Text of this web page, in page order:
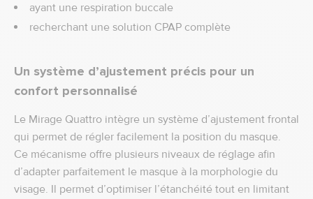
ayant une respiration buccale
recherchant une solution CPAP complète
Un système d’ajustement précis pour un
confort personnalisé
Le Mirage Quattro intègre un système d’ajustement frontal
qui permet de régler facilement la position du masque.
Ce mécanisme offre plusieurs niveaux de réglage afin
d’adapter parfaitement le masque à la morphologie du
visage. Il permet d’optimiser l’étanchéité tout en limitant